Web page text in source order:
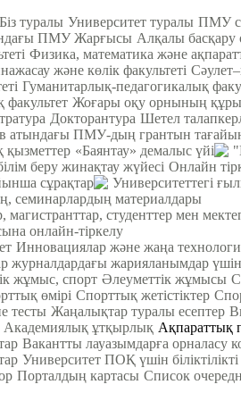
Біз туралы Университет туралы ПМУ
ПМУ Жарғысы Алқалы басқару
Физика, математика және
және көлік факультеті
Гуманитарлық-педагогикалық
факультет Жоғары оқу орнының
Докторантура Шетел
атындағы ПМУ-дың грантын
«Баянтау» демалыс үйі
беру жинақтау жүйесі Онлайн
сұрақтар
Университеттегі
семинарлардың материалдары
магистранттар, студенттер мен
онлайн-тіркелу
Инновациялар және жаңа
журналдардағы жарияланымдар үшін
жұмыс, спорт Әлеуметтік жұмысы
өмірі Спорттық жетістіктер
тесты Жаңалықтар туралы есептер
Академиялық ұтқырлық Ақпараттық
Вакантты лауазымдарға орналасу
Университет ПОҚ үшін
Порталдың картасы Список